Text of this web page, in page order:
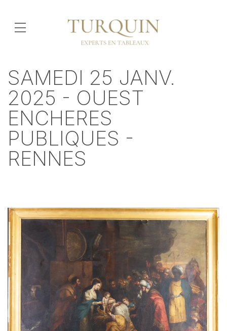
SAMEDI 25 JANV.
2025 - OUEST
ENCHERES
PUBLIQUES -
RENNES